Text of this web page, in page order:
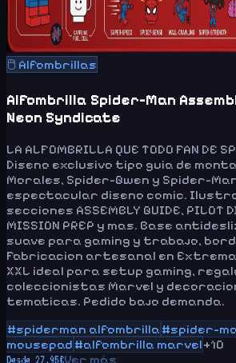
🖱️ Alfombrillas
Alfombrilla Spider-Man
Neon Syndicate
LA ALFOMBRILLA QUE TODO FAN DE
Diseno exclusivo tipo guia de
Morales, Spider-Gwen y Spider-
espectacular diseno comic.
secciones ASSEMBLY GUIDE, PILOT
MISSION PREP y mas. Base
suave para gaming y trabajo,
Fabricacion artesanal en
XXL ideal para setup gaming,
coleccionistas Marvel y
tematicas. Pedido bajo demanda.
#spiderman alfombrilla #spider-
mousepad #alfombrilla marvel+10
Desde 27.95€Ver más